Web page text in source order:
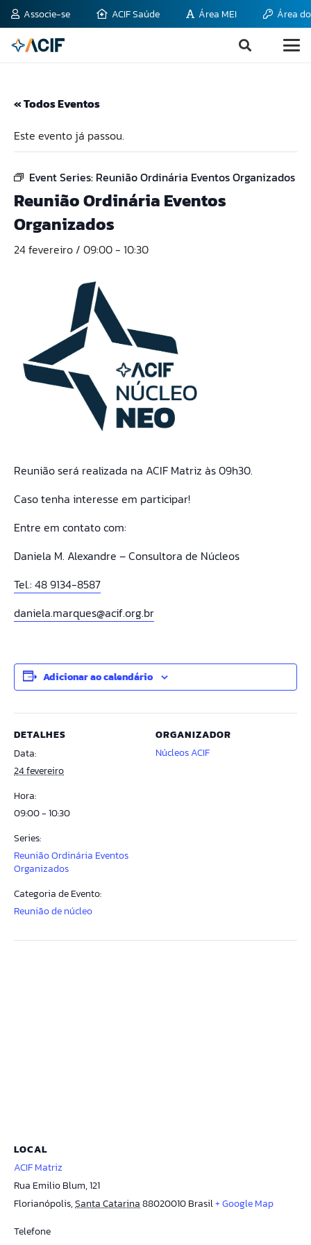
Associe-se ACIF Saúde Área MEI Área
« Todos Eventos
Este evento já passou.
Event Series: Reunião Ordinária Eventos Organizados
Reunião Ordinária Eventos
Organizados
24 fevereiro / 09:00- 10:30
Reunião será realizada na ACIF Matriz às 09h30.
Caso tenha interesse em participar!
Entre em contato com:
Daniela M. Alexandre – Consultora de Núcleos
Tel.: 48 9134-8587
daniela.marques@acif.org.br
Adicionar ao calendário
DETALHES
Data:
24 fevereiro
Hora:
09:00 - 10:30
Series:
Reunião Ordinária Eventos
Organizados
Categoria de Evento:
Reunião de núcleo
ORGANIZADOR
Núcleos ACIF
LOCAL
ACIF Matriz
Rua Emilio Blum, 121
Florianópolis,Santa Catarina88020010Brasil+ Google Map
Telefone